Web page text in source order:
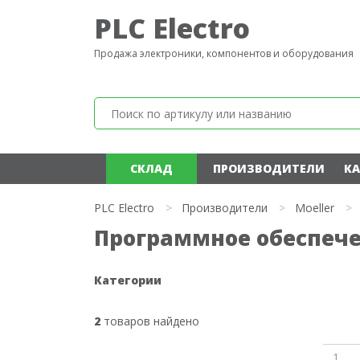
PLC Electro
Продажа электроники, компонентов и оборудования
СКЛАД ПРОИЗВОДИТЕЛИ
PLC Electro > Производители > Moeller >
Программное
Категории
2 товаров найдено